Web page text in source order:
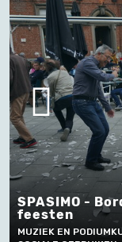
SPASIMO -
feesten
MUZIEK EN